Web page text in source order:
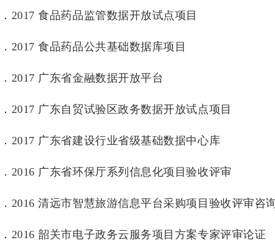
2017 食品药品监管数据开放试点项目
2017 食品药品公共基础数据库项目
2017 广东省金融数据开放平台
2017 广东自贸试验区政务数据开放试点项目
2017 广东省建设行业省级基础数据中心库
2016 广东省环保厅系列信息化项目验收评审
2016 清远市智慧旅游信息平台采购项目验收评审咨
2016 韶关市电子政务云服务项目方案专家评审论证